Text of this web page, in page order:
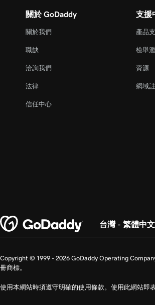
第 20 課 (共 23 課)
關於 GoDaddy
關於我們
職缺
洽詢我們
法律
信任中心
支援
產品
檢舉
資源
網域
台灣 - 繁體中文
Copyright © 1999 - 2026 GoDaddy Operating
冊商標。
使用本網站時須遵守明確的使用條款。使用此網站即